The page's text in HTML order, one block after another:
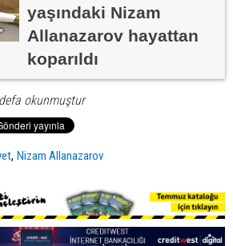
yaşındaki Nizam
Allanazarov hayattan
koparıldı
okunmuştur
,Nizam Allanazarov